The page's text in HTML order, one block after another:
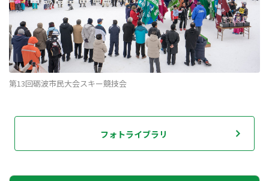
第13回砺波市民大会スキー競技会
フォトライブラリ